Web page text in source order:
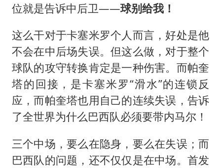
位就是告诉中后卫——球别给我！
这么干对于卡塞米罗个人而言，好处是他
不会在中后场失误。但这么做，对于整个
球队的攻守转换肯定是一种伤害。而帕奎
塔的回接，是卡塞米罗“滑水”的连锁反
应，而帕奎塔也用自己的连续失误，告诉
了全世界为什么巴西队必须要带内马尔！
三个中场，要么在隐身，要么在失误；而
巴西队的问题，还不仅仅是在中场。首发